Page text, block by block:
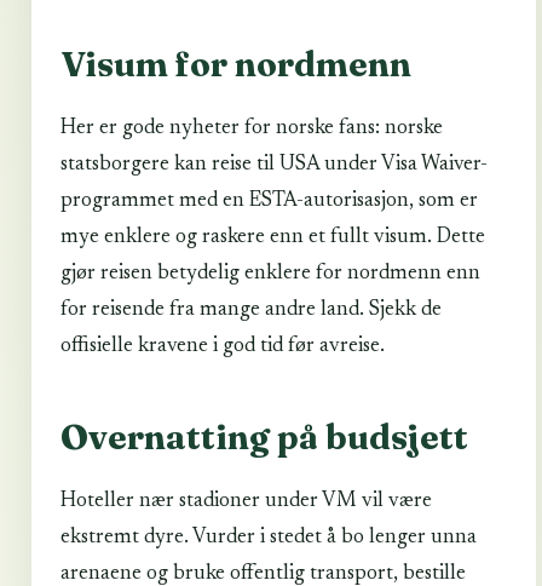
Visum for nordmenn
Her er gode nyheter for norske fans: norske
statsborgere kan reise til USA under Visa Waiver-
programmet med en ESTA-autorisasjon, som er
mye enklere og raskere enn et fullt visum. Dette
gjør reisen betydelig enklere for nordmenn enn
for reisende fra mange andre land. Sjekk de
offisielle kravene i god tid før avreise.
Overnatting på budsjett
Hoteller nær stadioner under VM vil være
ekstremt dyre. Vurder i stedet å bo lenger unna
arenaene og bruke offentlig transport, bestille